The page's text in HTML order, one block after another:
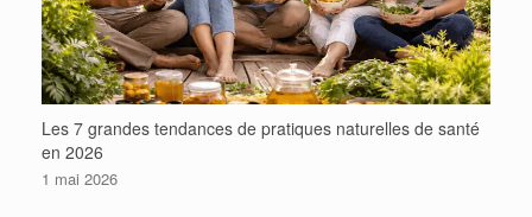
Les 7 grandes tendances de pratiques naturelles de santé
en 2026
1 mai 2026